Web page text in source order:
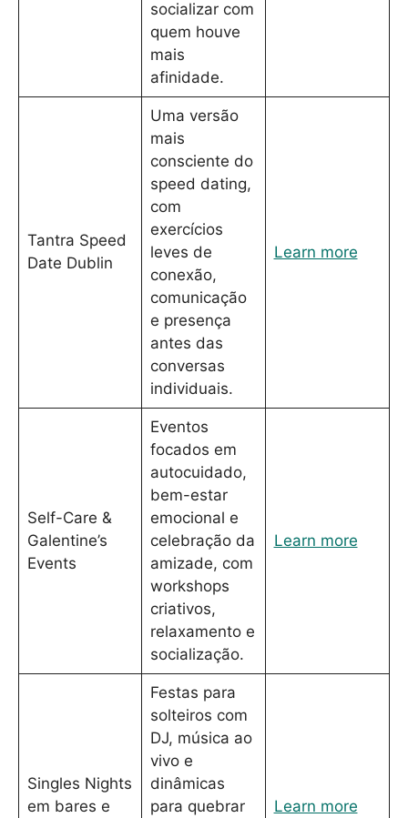
socializar com
quem houve
mais
afinidade.
Tantra Speed
Date Dublin
Uma versão
mais
consciente do
speed dating,
com
exercícios
leves de
conexão,
comunicação
e presença
antes das
conversas
individuais.
Learn more
Self-Care &
Galentine’s
Events
Eventos
focados em
autocuidado,
bem-estar
emocional e
celebração da
amizade, com
workshops
criativos,
relaxamento e
socialização.
Learn more
Singles Nights
em bares e
Festas para
solteiros com
DJ, música ao
vivo e
dinâmicas
para quebrar
Learn more